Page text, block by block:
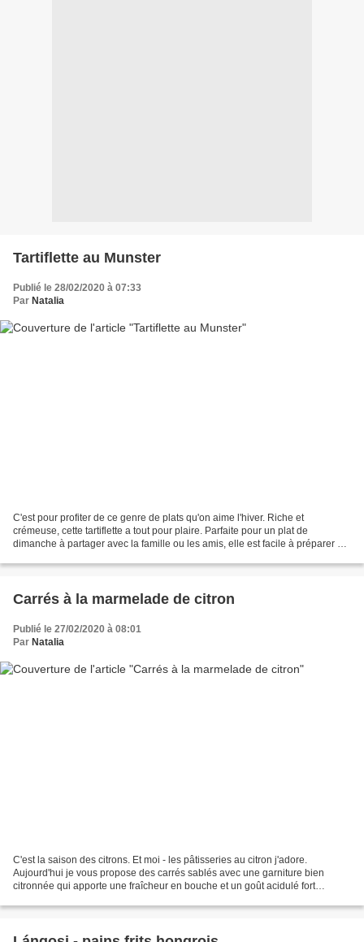
Tartiflette au Munster
Publié le 28/02/2020 à 07:33
Par Natalia
C'est pour profiter de ce genre de plats qu'on aime l'hiver. Riche et
crémeuse, cette tartiflette a tout pour plaire. Parfaite pour un plat de
dimanche à partager avec la famille ou les amis, elle est facile à préparer et
Carrés à la marmelade de citron
Publié le 27/02/2020 à 08:01
Par Natalia
C'est la saison des citrons. Et moi - les pâtisseries au citron j'adore.
Aujourd'hui je vous propose des carrés sablés avec une garniture bien
citronnée qui apporte une fraîcheur en bouche et un goût acidulé fort